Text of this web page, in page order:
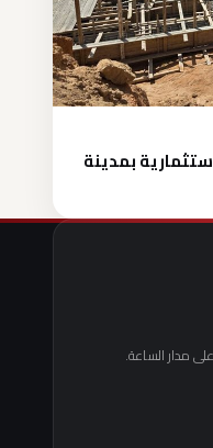
تطرح 4 فرص استثمارية بمدينة
على مدار الساعة.